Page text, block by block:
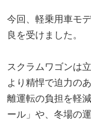
今回、軽乗用車モ
良を受けました。
スクラムワゴンは
より精悍で迫力の
離運転の負担を軽
ール」や、冬場の